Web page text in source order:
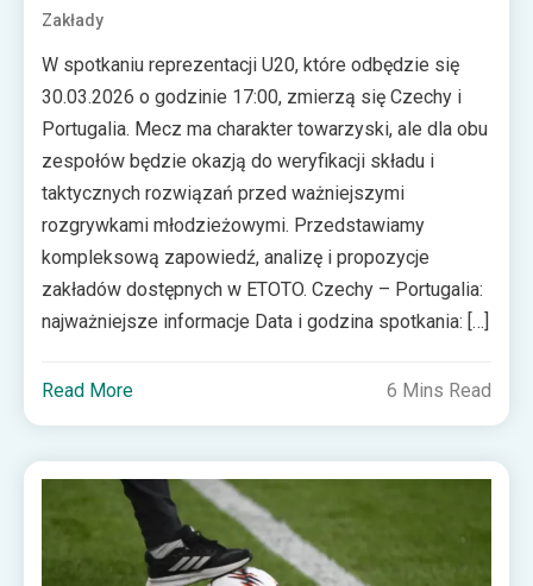
Zakłady
W spotkaniu reprezentacji U20, które odbędzie się
30.03.2026 o godzinie 17:00, zmierzą się Czechy i
Portugalia. Mecz ma charakter towarzyski, ale dla obu
zespołów będzie okazją do weryfikacji składu i
taktycznych rozwiązań przed ważniejszymi
rozgrywkami młodzieżowymi. Przedstawiamy
kompleksową zapowiedź, analizę i propozycje
zakładów dostępnych w ETOTO. Czechy – Portugalia:
najważniejsze informacje Data i godzina spotkania: […]
Read More 6 Mins Read